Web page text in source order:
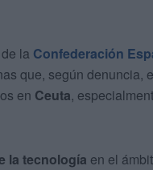
la Confederación
que, según denuncia,
en Ceuta,
la tecnología en el